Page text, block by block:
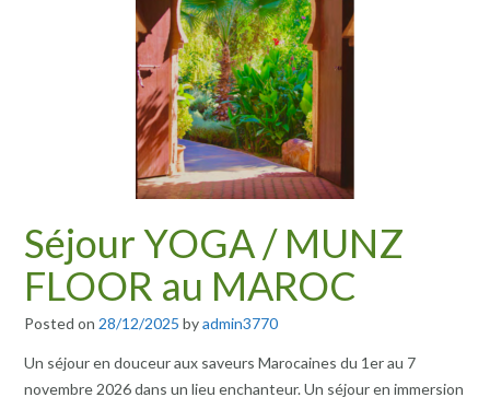
Séjour YOGA / MUNZ
FLOOR au MAROC
Posted on 28/12/2025 byadmin3770
Un séjour en douceur aux saveurs Marocaines du 1er au 7
novembre 2026 dans un lieu enchanteur. Un séjour en immersion